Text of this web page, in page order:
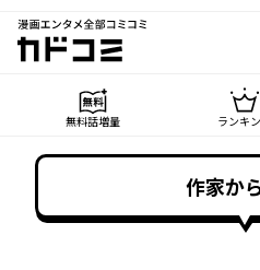
漫画エンタメ全部コミコミ
カドコミ
無料話増量 ランキ
作家か